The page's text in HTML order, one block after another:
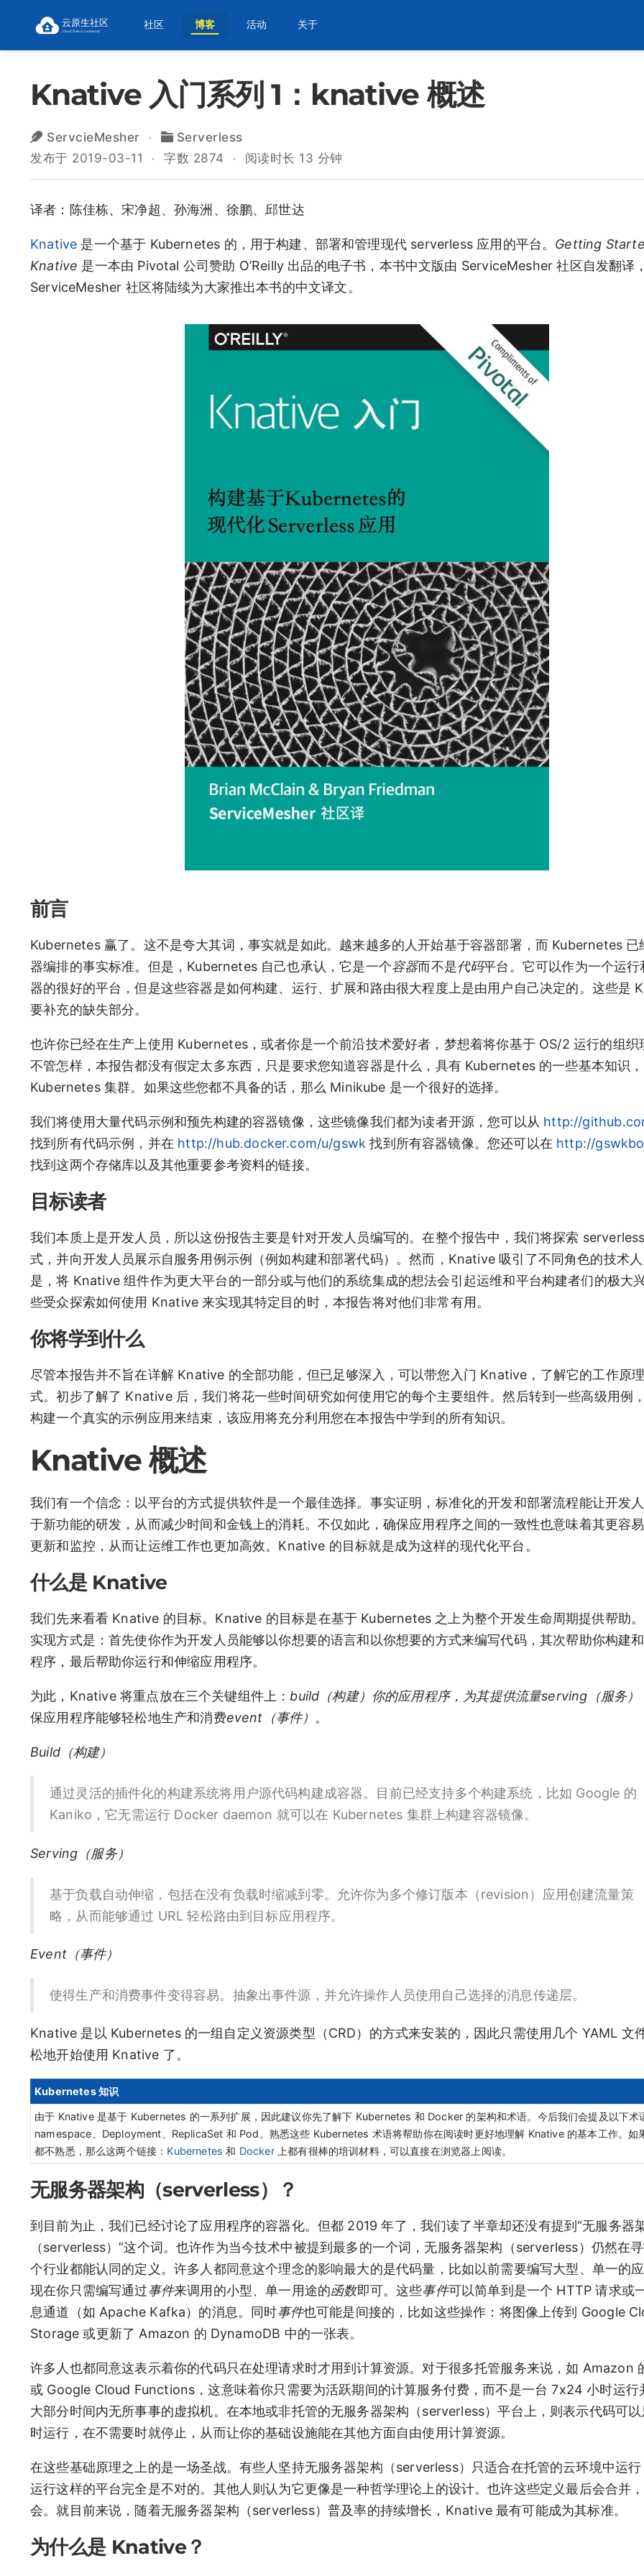
社区 博客 活动 关于
Knative 入门系列 1：knative 概述
ServcieMesher
Serverless
发布于 2019-03-11
字数 2874 阅读时长 13 分钟
译者：陈佳栋、宋净超、孙海洲、徐鹏、邱世达
Knative 是一个基于 Kubernetes 的，用于构建、部署和管理现代 serverless 应用的平台。 Getting
Knative 是一本由 Pivotal 公司赞助 O’Reilly 出品的电子书，本书中文版由 ServiceMesher 社区自发翻译
ServiceMesher 社区将陆续为大家推出本书的中文译文。
前言
Kubernetes 赢了。这不是夸大其词，事实就是如此。越来越多的人开始基于容器部署，而 Kubernetes 已
器编排的事实标准。但是，Kubernetes 自己也承认，它是一个容器而不是代码平台。它可以作为一个运行
器的很好的平台，但是这些容器是如何构建、运行、扩展和路由很大程度上是由用户自己决定的。这些是
要补充的缺失部分。
也许你已经在生产上使用 Kubernetes，或者你是一个前沿技术爱好者，梦想着将你基于 OS/2 运行的组织
不管怎样，本报告都没有假定太多东西，只是要求您知道容器是什么，具有 Kubernetes 的一些基本知识
Kubernetes 集群。如果这些您都不具备的话，那么 Minikube 是一个很好的选择。
我们将使用大量代码示例和预先构建的容器镜像，这些镜像我们都为读者开源，您可以从 http://
找到所有代码示例，并在 http://hub.docker.com/u/gswk 找到所有容器镜像。您还可以在 http://
找到这两个存储库以及其他重要参考资料的链接。
目标读者
我们本质上是开发人员，所以这份报告主要是针对开发人员编写的。在整个报告中，我们将探索
式，并向开发人员展示自服务用例示例（例如构建和部署代码）。然而，Knative 吸引了不同角色的技术人
是，将 Knative 组件作为更大平台的一部分或与他们的系统集成的想法会引起运维和平台构建者们的极大
些受众探索如何使用 Knative 来实现其特定目的时，本报告将对他们非常有用。
你将学到什么
尽管本报告并不旨在详解 Knative 的全部功能，但已足够深入，可以带您入门 Knative，了解它的工作原
式。初步了解了 Knative 后，我们将花一些时间研究如何使用它的每个主要组件。然后转到一些高级用例
构建一个真实的示例应用来结束，该应用将充分利用您在本报告中学到的所有知识。
Knative 概述
我们有一个信念：以平台的方式提供软件是一个最佳选择。事实证明，标准化的开发和部署流程能让开发
于新功能的研发，从而减少时间和金钱上的消耗。不仅如此，确保应用程序之间的一致性也意味着其更容易
更新和监控，从而让运维工作也更加高效。Knative 的目标就是成为这样的现代化平台。
什么是 Knative
我们先来看看 Knative 的目标。Knative 的目标是在基于 Kubernetes 之上为整个开发生命周期提供帮助
实现方式是：首先使你作为开发人员能够以你想要的语言和以你想要的方式来编写代码，其次帮助你构建
程序，最后帮助你运行和伸缩应用程序。
为此，Knative 将重点放在三个关键组件上： build（构建） 你的应用程序，为其提供流量serving（服务）
保应用程序能够轻松地生产和消费event（事件） 。
Build（构建）
通过灵活的插件化的构建系统将用户源代码构建成容器。目前已经支持多个构建系统，比如 Google 的
Kaniko，它无需运行 Docker daemon 就可以在 Kubernetes 集群上构建容器镜像。
Serving（服务）
基于负载自动伸缩，包括在没有负载时缩减到零。允许你为多个修订版本（revision）应用创建流量策
略，从而能够通过 URL 轻松路由到目标应用程序。
Event（事件）
使得生产和消费事件变得容易。抽象出事件源，并允许操作人员使用自己选择的消息传递层。
Knative 是以 Kubernetes 的一组自定义资源类型（CRD）的方式来安装的，因此只需使用几个 YAML 文
松地开始使用 Knative 了。
Kubernetes 知识
由于 Knative 是基于 Kubernetes 的一系列扩展，因此建议你先了解下 Kubernetes 和 Docker 的架构和术语。今后我们会提及以下术
namespace、Deployment、ReplicaSet 和 Pod。熟悉这些 Kubernetes 术语将帮助你在阅读时更好地理解 Knative 的基本工作。如
都不熟悉，那么这两个链接： Kubernetes 和 Docker上都有很棒的培训材料，可以直接在浏览器上阅读。
无服务器架构（serverless）？
到目前为止，我们已经讨论了应用程序的容器化。但都 2019 年了，我们读了半章却还没有提到“无服务器
（serverless）”这个词。也许作为当今技术中被提到最多的一个词，无服务器架构（serverless）仍然在
个行业都能认同的定义。许多人都同意这个理念的影响最大的是代码量，比如以前需要编写大型、单一的应
现在你只需编写通过事件来调用的小型、单一用途的函数即可。这些事件可以简单到是一个 HTTP 请求或
息通道（如 Apache Kafka）的消息。同时事件也可能是间接的，比如这些操作：将图像上传到 Google
Storage 或更新了 Amazon 的 DynamoDB 中的一张表。
许多人也都同意这表示着你的代码只在处理请求时才用到计算资源。对于很多托管服务来说，如 Amazon
或 Google Cloud Functions，这意味着你只需要为活跃期间的计算服务付费，而不是一台 7x24 小时运行
大部分时间内无所事事的虚拟机。在本地或非托管的无服务器架构（serverless）平台上，则表示代码可
时运行，在不需要时就停止，从而让你的基础设施能在其他方面自由使用计算资源。
在这些基础原理之上的是一场圣战。有些人坚持无服务器架构（serverless）只适合在托管的云环境中运
运行这样的平台完全是不对的。其他人则认为它更像是一种哲学理论上的设计。也许这些定义最后会合并
会。就目前来说，随着无服务器架构（serverless）普及率的持续增长，Knative 最有可能成为其标准。
为什么是 Knative？